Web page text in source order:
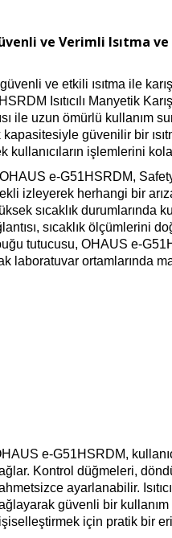
ve Verimli Isıtma ve
ve etkili ısıtma ile
Isıtıcılı Manyetik
ile uzun ömürlü kullanım
güvenilir bir
işlemlerini
e-G51HSRDM,
izleyerek herhangi bir
sıcaklık durumlarında
sıcaklık ölçümlerini
tutucusu, OHAUS e-
laboratuvar ortamlarında
e-G51HSRDM,
Kontrol düğmeleri,
ayarlanabilir.
güvenli bir kullanım
için pratik bir